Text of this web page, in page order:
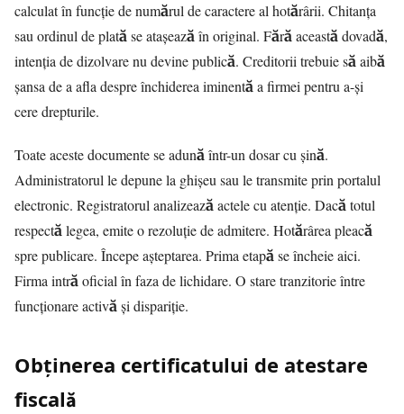
calculat în funcție de numărul de caractere al hotărârii. Chitanța
sau ordinul de plată se atașează în original. Fără această dovadă,
intenția de dizolvare nu devine publică. Creditorii trebuie să aibă
șansa de a afla despre închiderea iminentă a firmei pentru a-și
cere drepturile.
Toate aceste documente se adună într-un dosar cu șină.
Administratorul le depune la ghișeu sau le transmite prin portalul
electronic. Registratorul analizează actele cu atenție. Dacă totul
respectă legea, emite o rezoluție de admitere. Hotărârea pleacă
spre publicare. Începe așteptarea. Prima etapă se încheie aici.
Firma intră oficial în faza de lichidare. O stare tranzitorie între
funcționare activă și dispariție.
Obținerea certificatului de atestare
fiscală